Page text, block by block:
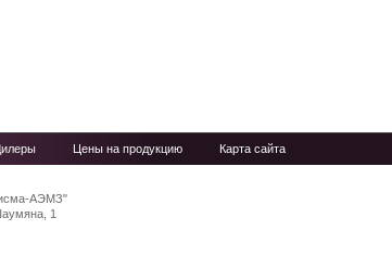
Цены на продукцию Карта сайта
АЭМЗ"
1